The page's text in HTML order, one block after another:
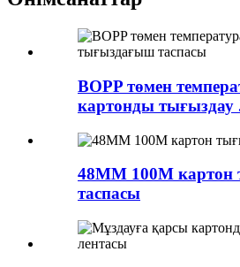
BOPP төмен
картонды тығыздау
48MM 100M
таспасы